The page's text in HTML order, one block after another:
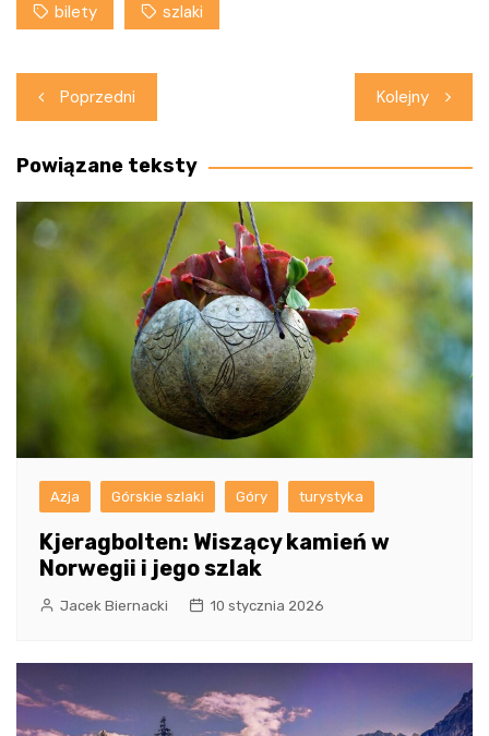
bilety szlaki
Nawigacja
wpisu
Poprzedni Kolejny
Powiązane teksty
Azja Górskie szlaki Góry turystyka
Kjeragbolten: Wiszący kamień w
Norwegii i jego szlak
Jacek Biernacki 10 stycznia 2026